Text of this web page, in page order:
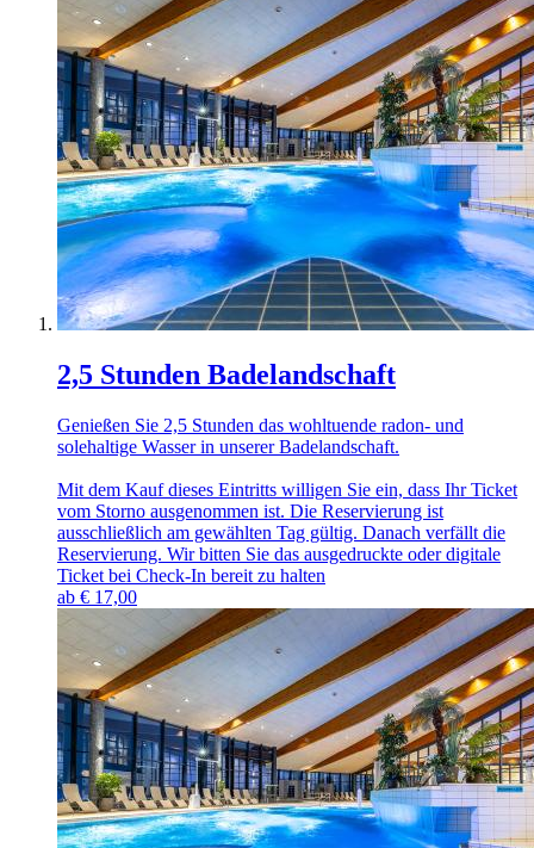
2,5 Stunden Badelandschaft
Genießen Sie 2,5 Stunden das wohltuende radon- und
solehaltige Wasser in unserer Badelandschaft.
Mit dem Kauf dieses Eintritts willigen Sie ein, dass Ihr Ticket
vom Storno ausgenommen ist. Die Reservierung ist
ausschließlich am gewählten Tag gültig. Danach verfällt die
Reservierung. Wir bitten Sie das ausgedruckte oder digitale
Ticket bei Check-In bereit zu halten
ab € 17,00